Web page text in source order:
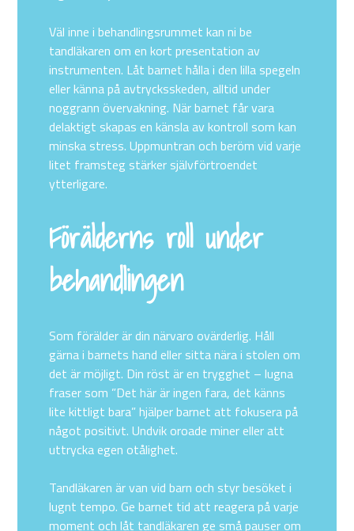
Väl inne i behandlingsrummet kan ni be
tandläkaren om en kort presentation av
instrumenten. Låt barnet hålla i den lilla spegeln
eller känna på avtrycksskeden, alltid under
noggrann övervakning. När barnet får vara
delaktigt skapas en känsla av kontroll som kan
minska stress. Uppmuntran och beröm vid varje
litet framsteg stärker självförtroendet
ytterligare.
Förälderns roll under
behandlingen
Som förälder är din närvaro ovärderlig. Håll
gärna i barnets hand eller sitta nära i stolen om
det är möjligt. Din röst är en trygghet – lugna
fraser som ”Det här är ingen fara, det känns
lite kittligt bara” hjälper barnet att fokusera på
något positivt. Undvik oroade miner eller att
uttrycka egen otålighet.
Tandläkaren är van vid barn och styr besöket i
lugnt tempo. Ge barnet tid att reagera på varje
moment och låt tandläkaren ge små pauser om